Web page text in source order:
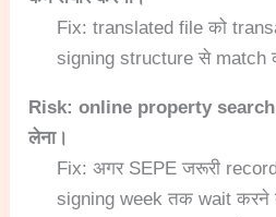
Fix: translated file को
signing structure से match
Risk: online property search
लेना।
Fix: अगर SEPE जरूरी
signing week तक wait करने